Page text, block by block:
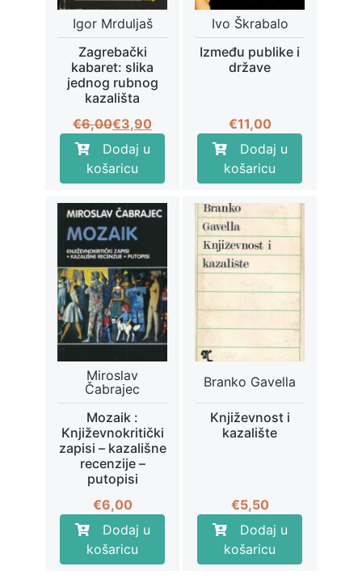
Igor Mrduljaš
Zagrebački
kabaret: slika
jednog rubnog
kazališta
€6,00Izvorna
cijena
bila
je:
€6,00.
€3,90
Trenutna
cijena
je:
€3,90.
Dodaj u
košaricu
Ivo Škrabalo
Između publike i
države
€11,00
Dodaj u
košaricu
Miroslav
Čabrajec
Mozaik :
Književnokritički
zapisi – kazališne
recenzije –
putopisi
€6,00
Dodaj u
košaricu
Branko Gavella
Književnost i
kazalište
€5,50
Dodaj u
košaricu